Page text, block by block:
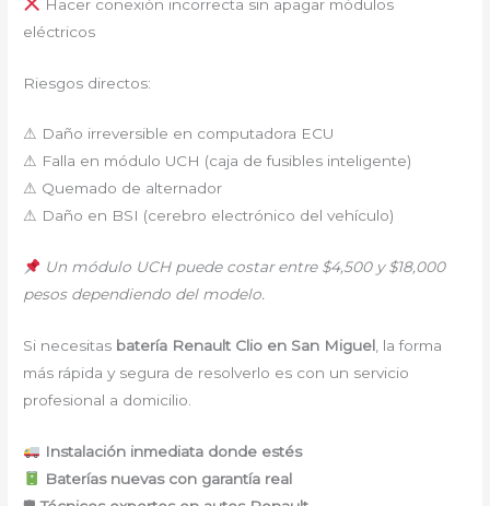
Hacer conexión incorrecta sin apagar módulos
eléctricos
Riesgos directos:
⚠ Daño irreversible en computadora ECU
⚠ Falla en módulo UCH (caja de fusibles inteligente)
⚠ Quemado de alternador
⚠ Daño en BSI (cerebro electrónico del vehículo)
Un módulo UCH puede costar entre $4,500 y $18,000
pesos dependiendo del modelo.
Si necesitas batería Renault Clio en San Miguel , la forma
más rápida y segura de resolverlo es con un servicio
profesional a domicilio.
Instalación inmediata donde estés
Baterías nuevas con garantía real